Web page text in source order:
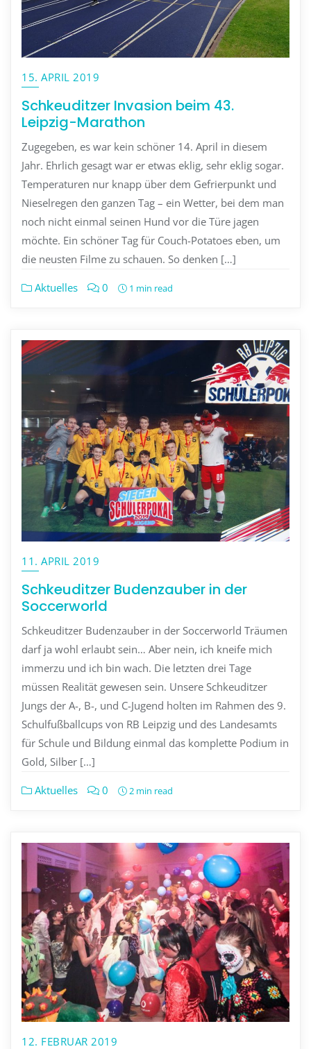
15. APRIL 2019
Schkeuditzer Invasion beim 43.
Leipzig-Marathon
Zugegeben, es war kein schöner 14. April in diesem
Jahr. Ehrlich gesagt war er etwas eklig, sehr eklig sogar.
Temperaturen nur knapp über dem Gefrierpunkt und
Nieselregen den ganzen Tag – ein Wetter, bei dem man
noch nicht einmal seinen Hund vor die Türe jagen
möchte. Ein schöner Tag für Couch-Potatoes eben, um
die neusten Filme zu schauen. So denken […]
Aktuelles 0 1 min read
11. APRIL 2019
Schkeuditzer Budenzauber in der
Soccerworld
Schkeuditzer Budenzauber in der Soccerworld Träumen
darf ja wohl erlaubt sein… Aber nein, ich kneife mich
immerzu und ich bin wach. Die letzten drei Tage
müssen Realität gewesen sein. Unsere Schkeuditzer
Jungs der A-, B-, und C-Jugend holten im Rahmen des 9.
Schulfußballcups von RB Leipzig und des Landesamts
für Schule und Bildung einmal das komplette Podium in
Gold, Silber […]
Aktuelles 0 2 min read
12. FEBRUAR 2019